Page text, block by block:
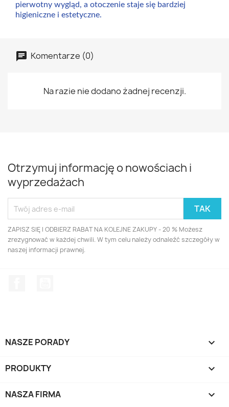
pierwotny wygląd, a otoczenie staje się bardziej
higieniczne i estetyczne.
Komentarze (0)
Na razie nie dodano żadnej recenzji.
Otrzymuj informację o nowościach i
wyprzedażach
ZAPISZ SIĘ I ODBIERZ RABAT NA KOLEJNE ZAKUPY - 20 % Możesz
zrezygnować w każdej chwili. W tym celu należy odnaleźć szczegóły w
naszej informacji prawnej.
NASZE PORADY 
PRODUKTY 
NASZA FIRMA 